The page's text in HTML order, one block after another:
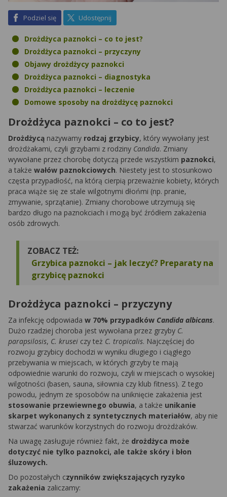
Podziel sięna FacebookUdostępnij
Drożdżyca paznokci – co to jest?
Drożdżyca paznokci – przyczyny
Objawy drożdżycy paznokci
Drożdżyca paznokci – diagnostyka
Drożdżyca paznokci – leczenie
Domowe sposoby na drożdżycę paznokci
Drożdżyca paznokci – co to jest?
Drożdżycą nazywamy rodzaj grzybicy, który wywołany jest
drożdżakami, czyli grzybami z rodziny Candida. Zmiany
wywołane przez chorobę dotyczą przede wszystkim paznokci,
a także wałów paznokciowych. Niestety jest to stosunkowo
częsta przypadłość, na którą cierpią przeważnie kobiety, których
praca wiąże się ze stale wilgotnymi dłońmi (np. pranie,
zmywanie, sprzątanie). Zmiany chorobowe utrzymują się
bardzo długo na paznokciach i mogą być źródłem zakażenia
osób zdrowych.
ZOBACZ TEŻ:
Grzybica paznokci – jak leczyć? Preparaty na
grzybicę paznokci
Drożdżyca paznokci – przyczyny
Za infekcję odpowiada w 70% przypadków Candida albicans.
Dużo rzadziej choroba jest wywołana przez grzyby C.
parapsilosis, C. krusei czy też C. tropicalis. Najczęściej do
rozwoju grzybicy dochodzi w wyniku długiego i ciągłego
przebywania w miejscach, w których grzyby te mają
odpowiednie warunki do rozwoju, czyli w miejscach o wysokiej
wilgotności (basen, sauna, siłownia czy klub fitness). Z tego
powodu, jednym ze sposobów na uniknięcie zakażenia jest
stosowanie przewiewnego obuwia, a także unikanie
skarpet wykonanych z syntetycznych materiałów, aby nie
stwarzać warunków korzystnych do rozwoju drożdżaków.
Na uwagę zasługuje również fakt, że drożdżyca może
dotyczyć nie tylko paznokci, ale także skóry i błon
śluzowych.
Do pozostałych czynników zwiększających ryzyko
zakażenia zaliczamy: